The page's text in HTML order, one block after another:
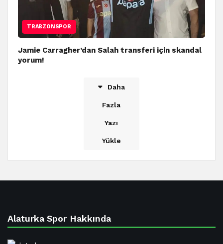
TRABZONSPOR
Jamie Carragher’dan Salah transferi için skandal
yorum!
Daha
Fazla
Yazı
Yükle
Alaturka Spor Hakkında